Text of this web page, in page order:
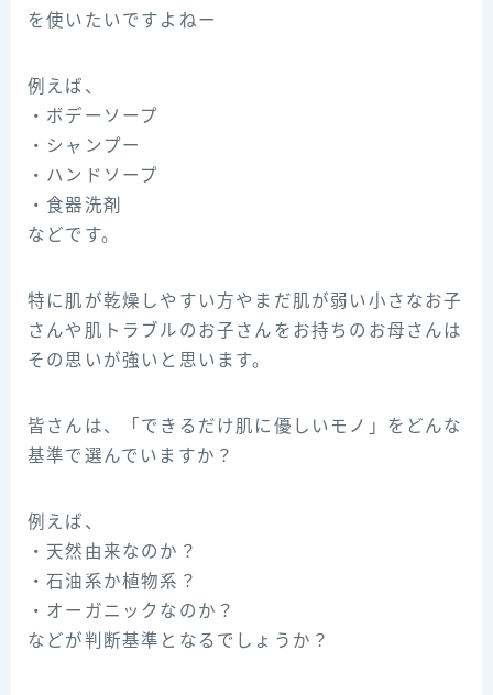
を使いたいですよねー
例えば、
・ボデーソープ
・シャンプー
・ハンドソープ
・食器洗剤
などです。
特に肌が乾燥しやすい方やまだ肌が弱い小さなお子
さんや肌トラブルのお子さんをお持ちのお母さんは
その思いが強いと思います。
皆さんは、「できるだけ肌に優しいモノ」をどんな
基準で選んでいますか？
例えば、
・天然由来なのか？
・石油系か植物系？
・オーガニックなのか？
などが判断基準となるでしょうか？